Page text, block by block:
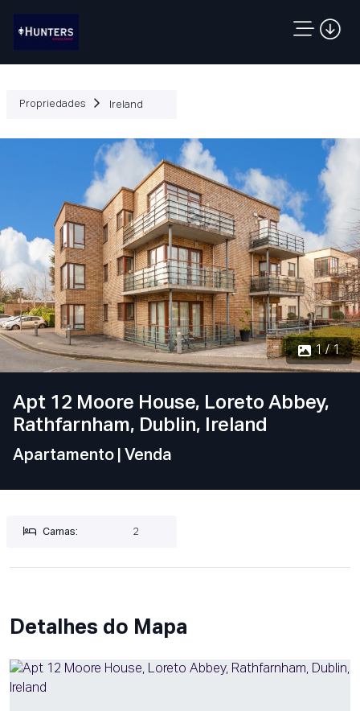
Propriedades Ireland
1 / 1
Apt 12 Moore House, Loreto Abbey,
Rathfarnham, Dublin, Ireland
Apartamento | Venda
Camas: 2
Detalhes do Mapa